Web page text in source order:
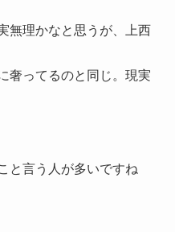
無理かなと思うが、上西
奢ってるのと同じ。現実
と言う人が多いですね